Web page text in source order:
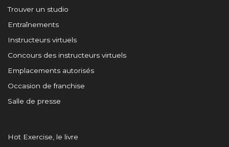
Trouver un studio
Entraînements
Instructeurs virtuels
Concours des instructeurs virtuels
Emplacements autorisés
Occasion de franchise
Salle de presse
Hot Exercise, le livre